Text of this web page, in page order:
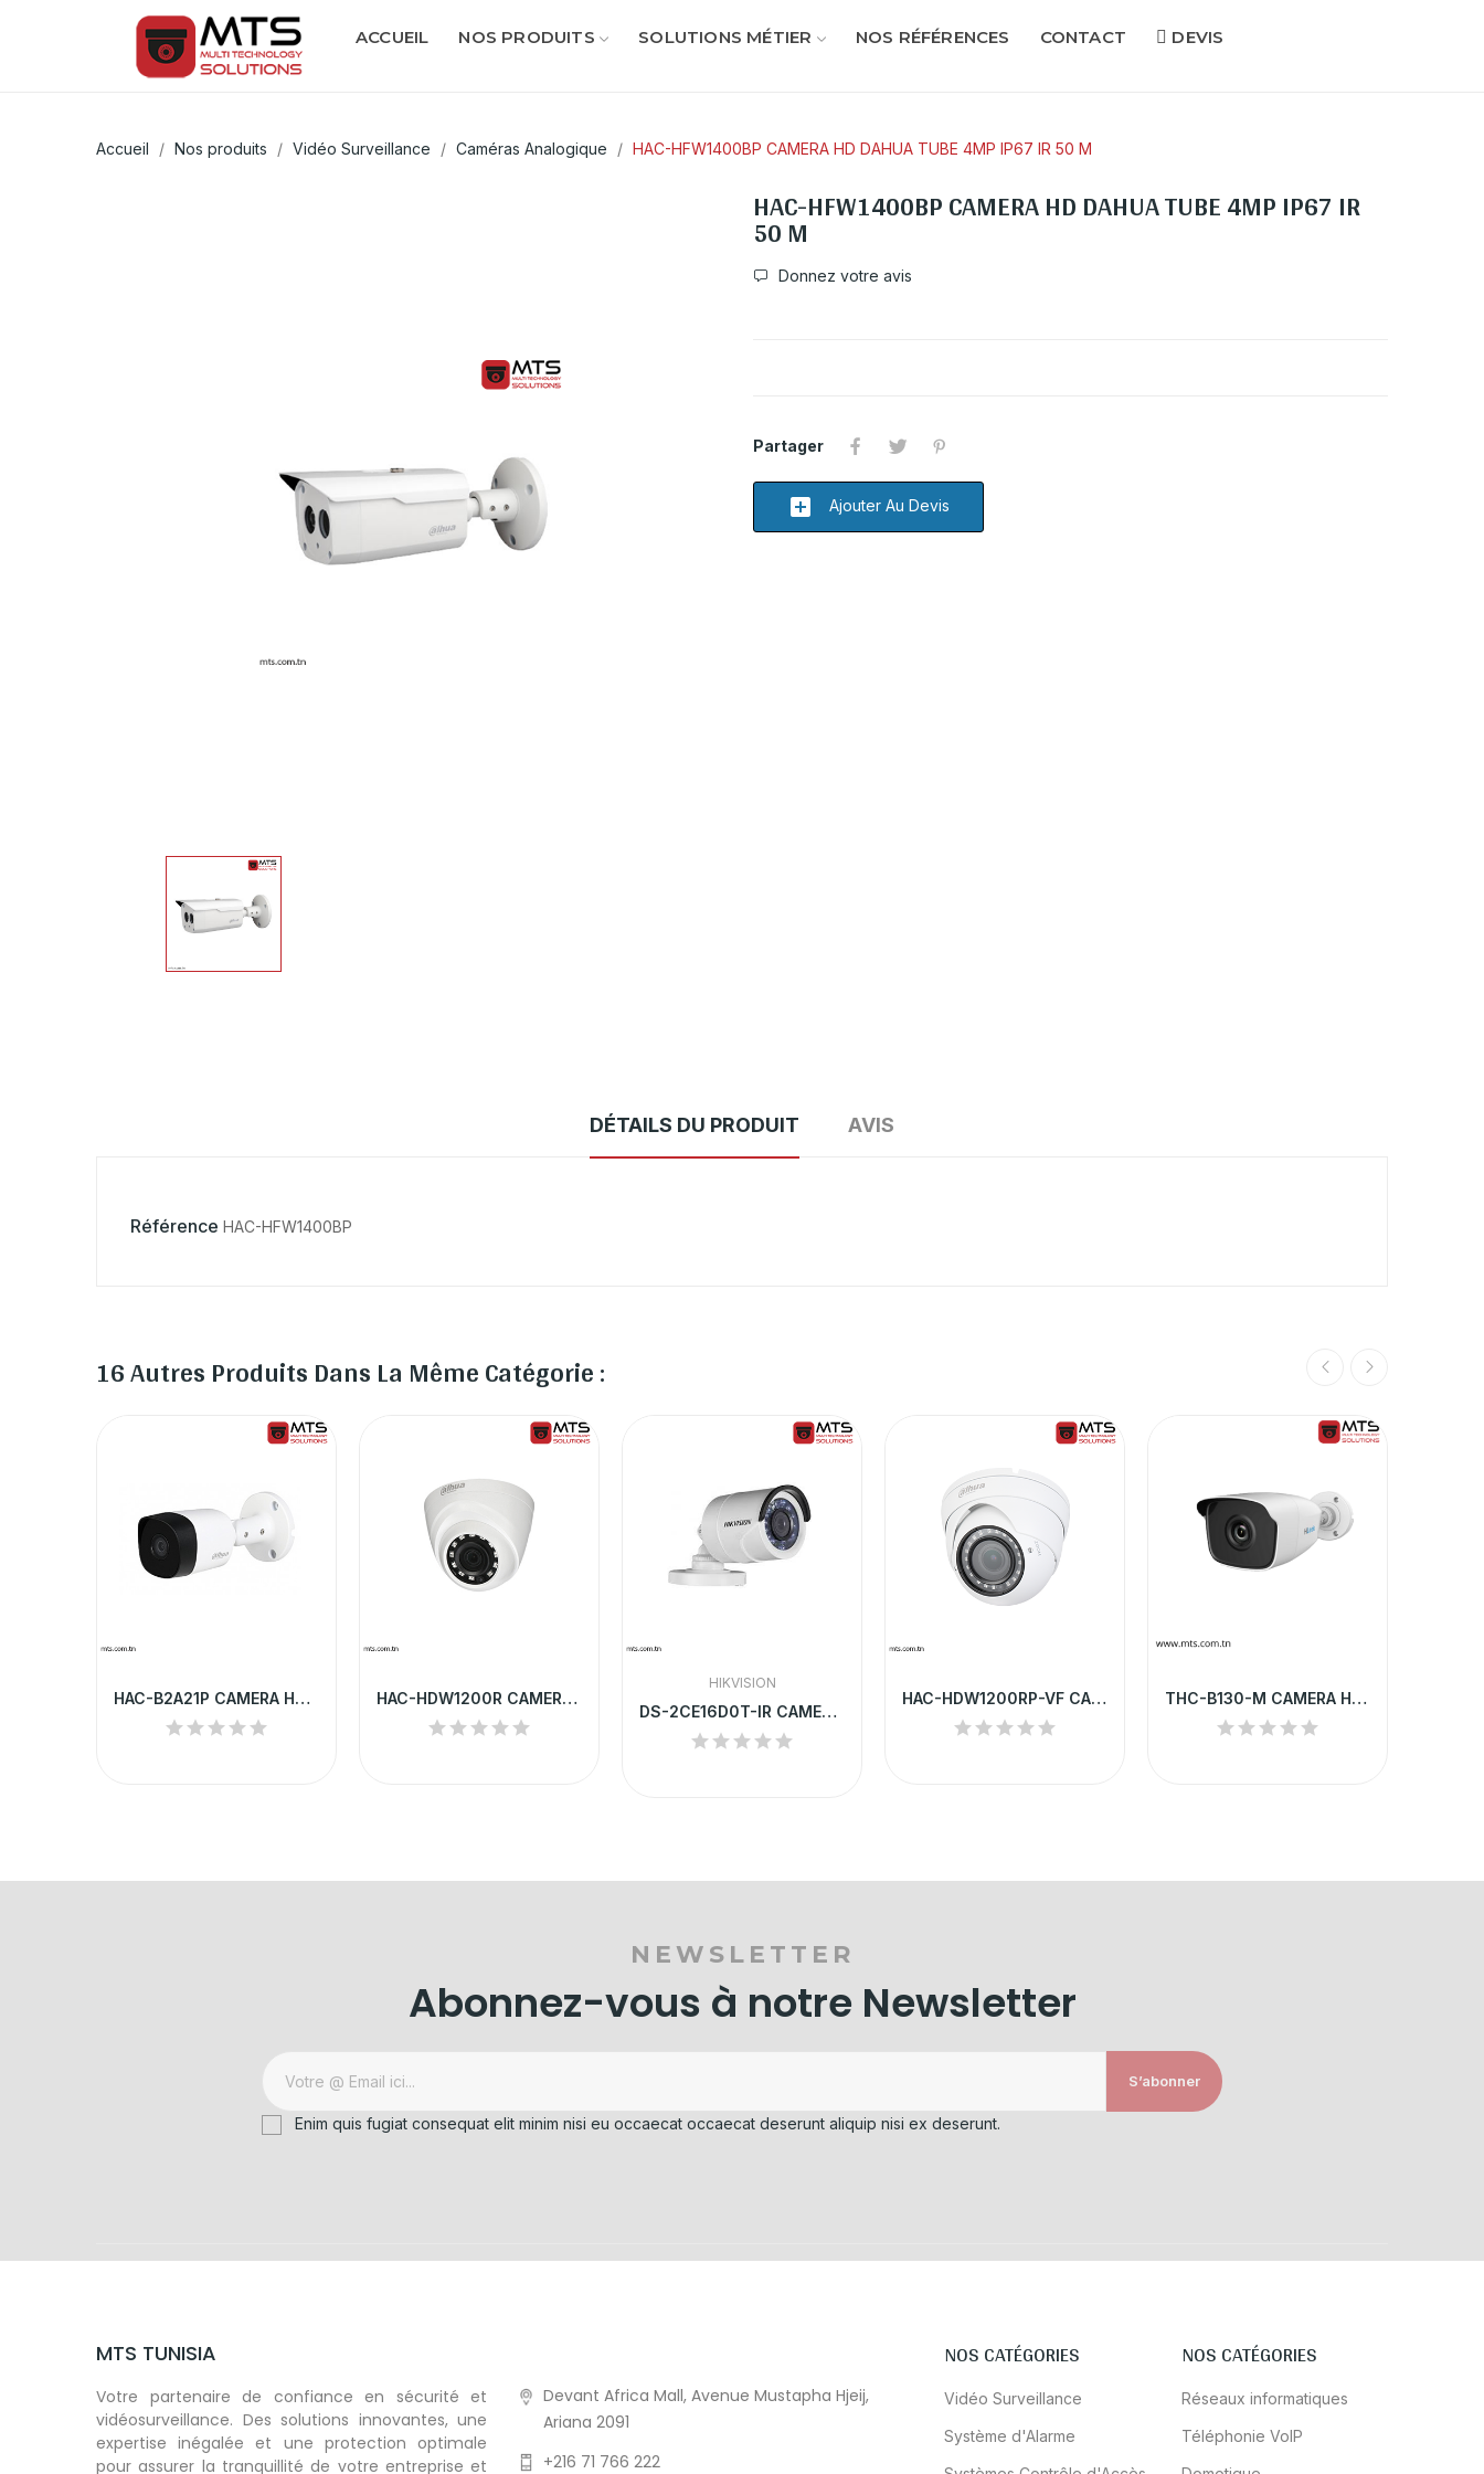
ACCUEIL NOS PRODUITS SOLUTIONS MÉTIER NOS RÉFÉRENCES CONTACT DEVIS
Accueil Nos produits Vidéo Surveillance Caméras Analogique HAC-HFW1400BP CAMERA HD DAHUA TUBE 4MP IP67 IR 50 M
HAC-HFW1400BP CAMERA HD DAHUA TUBE 4MP IP67 IR
50 M
Donnez votre avis
Partager
add_box Ajouter Au Devis
DÉTAILS DU PRODUIT AVIS
Référence HAC-HFW1400BP
16 Autres Produits Dans La Même Catégorie :
HAC-B2A21P CAMERA HD DAHUA TUBE 2MP IR 20 M HAC-HDW1200R CAMERA HD DAHUA DOME 2MP IR 20 M
HIKVISION
DS-2CE16D0T-IR CAMERA HD HIKVISION TUBE 2MP IR...
HAC-HDW1200RP-VF CAMERA HD DAHUA DOME 2MP VF... THC-B130-M CAMERA HD HILOOK TUBE 3MP 2.8...
NEWSLETTER
Abonnez-vous à notre Newsletter
S’abonner
Enim quis fugiat consequat elit minim nisi eu occaecat occaecat deserunt aliquip nisi ex deserunt.
MTS TUNISIA
Votre partenaire de confiance en sécurité et
vidéosurveillance. Des solutions innovantes, une
expertise inégalée et une protection optimale
pour assurer la tranquillité de votre entreprise et
Devant Africa Mall, Avenue Mustapha Hjeij,
Ariana 2091
+216 71 766 222
NOS CATÉGORIES
Vidéo Surveillance
Système d'Alarme
NOS CATÉGORIES
Réseaux informatiques
Téléphonie VoIP